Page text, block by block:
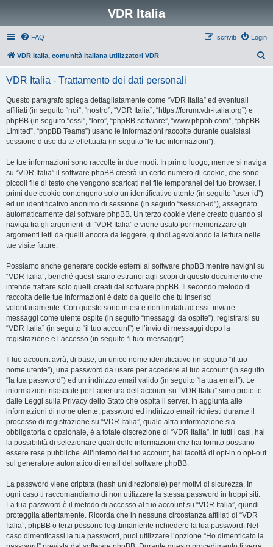
VDR Italia
FAQ Login
Iscriviti
VDR Italia, comunità italiana utilizzatori VDR
VDR Italia - Trattamento dei dati personali
Questo paragrafo spiega dettagliatamente come “VDR Italia” ed eventuali
affiliati (in seguito “noi”, “nostro”, “VDR Italia”, “https://forum.vdr-italia.org”) e
phpBB (in seguito “essi”, “loro”, “phpBB software”, “www.phpbb.com”, “phpBB
Limited”, “phpBB Teams”) usano le informazioni raccolte durante qualsiasi
sessione d’uso da te effettuata (in seguito “le tue informazioni”).
Le tue informazioni sono raccolte in due modi. In primo luogo, mentre si naviga
su “VDR Italia” il software phpBB creerà un certo numero di cookie, che sono
piccoli file di testo che vengono scaricati nei file temporanei del tuo browser. I
primi due cookie contengono solo un identificativo utente (in seguito “user-id”)
ed un identificativo anonimo di sessione (in seguito “session-id”), assegnato
automaticamente dal software phpBB. Un terzo cookie viene creato quando si
naviga tra gli argomenti di “VDR Italia” e viene usato per memorizzare gli
argomenti letti da quelli ancora da leggere, quindi agevolando la lettura nelle
tue visite future.
Possiamo anche generare cookie esterni al software phpBB mentre navighi su
“VDR Italia”, benché questi siano estranei agli scopi di questo documento che
intende trattare solo quelli creati dal software phpBB. Il secondo metodo di
raccolta delle tue informazioni è dato da quello che tu inserisci
volontariamente. Con questo sono intesi e non limitati ad essi: inviare
messaggi come utente ospite (in seguito “messaggi da ospite”), registrarsi su
“VDR Italia” (in seguito “il tuo account”) e l’invio di messaggi dopo la
registrazione e l’accesso (in seguito “i tuoi messaggi”).
Il tuo account avrà, di base, un unico nome identificativo (in seguito “il tuo
nome utente”), una password da usare per accedere al tuo account (in seguito
“la tua password”) ed un indirizzo email valido (in seguito “la tua email”). Le
informazioni rilasciate per l’apertura dell’account su “VDR Italia” sono protette
dalle Leggi sulla Privacy dello Stato che ospita il server. In aggiunta alle
informazioni di nome utente, password ed indirizzo email richiesti durante il
processo di registrazione su “VDR Italia”, quale altra informazione sia
obbligatoria o opzionale, è a totale discrezione di “VDR Italia”. In tutti i casi, hai
la possibilità di selezionare quali delle informazioni che hai fornito possano
essere rese pubbliche. All’interno del tuo account, hai facoltà di opt-in o opt-out
sul generatore automatico di email del software phpBB.
La password viene criptata (hash unidirezionale) per motivi di sicurezza. In
ogni caso ti raccomandiamo di non utilizzare la stessa password in troppi siti.
La tua password è il metodo di accesso al tuo account su “VDR Italia”, quindi
proteggila attentamente. Ricorda che in nessuna circostanza affiliati di “VDR
Italia”, phpBB o terzi possono legittimamente richiedere la tua password. Nel
caso dimenticassi la tua password, puoi utilizzare l’opzione “Ho dimenticato la